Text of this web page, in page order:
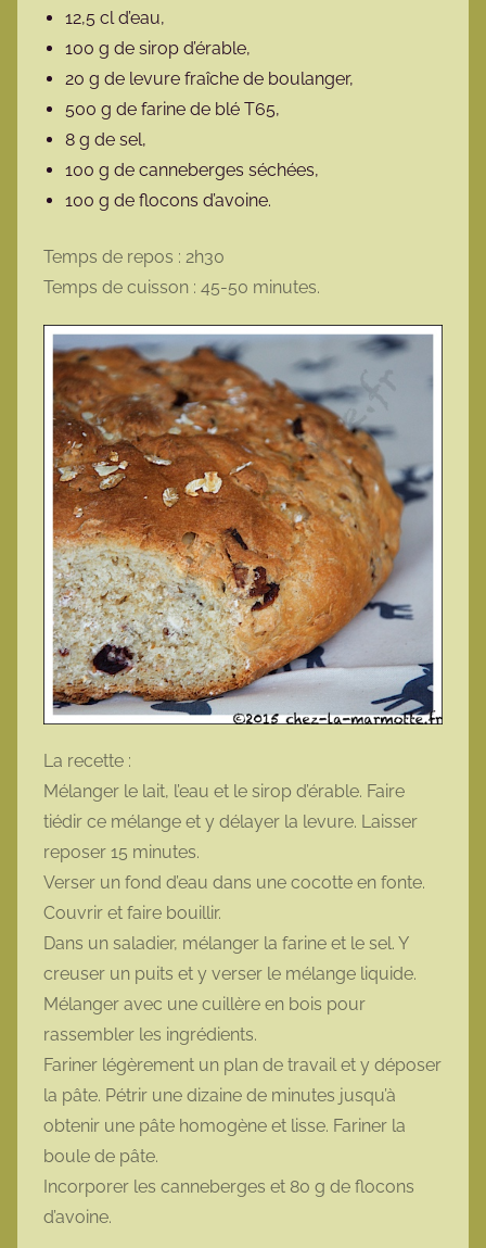
12,5 cl d’eau,
100 g de sirop d’érable,
20 g de levure fraîche de boulanger,
500 g de farine de blé T65,
8 g de sel,
100 g de canneberges séchées,
100 g de flocons d’avoine.
Temps de repos : 2h30
Temps de cuisson : 45-50 minutes.
La recette :
Mélanger le lait, l’eau et le sirop d’érable. Faire
tiédir ce mélange et y délayer la levure. Laisser
reposer 15 minutes.
Verser un fond d’eau dans une cocotte en fonte.
Couvrir et faire bouillir.
Dans un saladier, mélanger la farine et le sel. Y
creuser un puits et y verser le mélange liquide.
Mélanger avec une cuillère en bois pour
rassembler les ingrédients.
Fariner légèrement un plan de travail et y déposer
la pâte. Pétrir une dizaine de minutes jusqu’à
obtenir une pâte homogène et lisse. Fariner la
boule de pâte.
Incorporer les canneberges et 80 g de flocons
d’avoine.